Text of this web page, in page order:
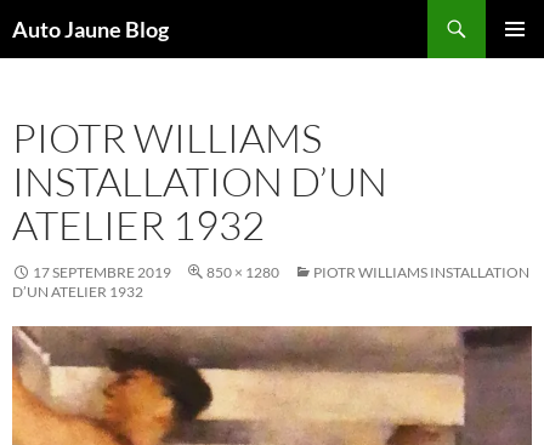
Auto Jaune Blog
PIOTR WILLIAMS
INSTALLATION D’UN
ATELIER 1932
17 SEPTEMBRE 2019 850 × 1280
PIOTR WILLIAMS INSTALLATION
D’UN ATELIER 1932